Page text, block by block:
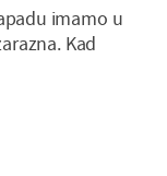
imamo u
Kad